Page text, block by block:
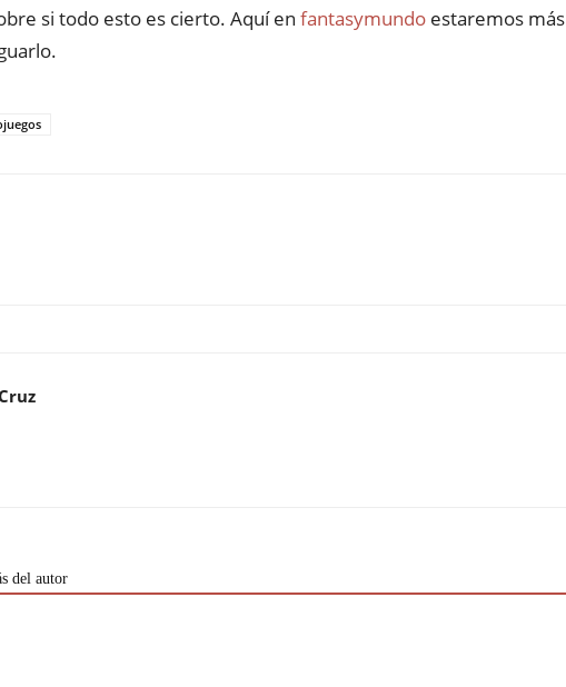
si todo esto es cierto. Aquíen fantasymundo estaremos más
del autor